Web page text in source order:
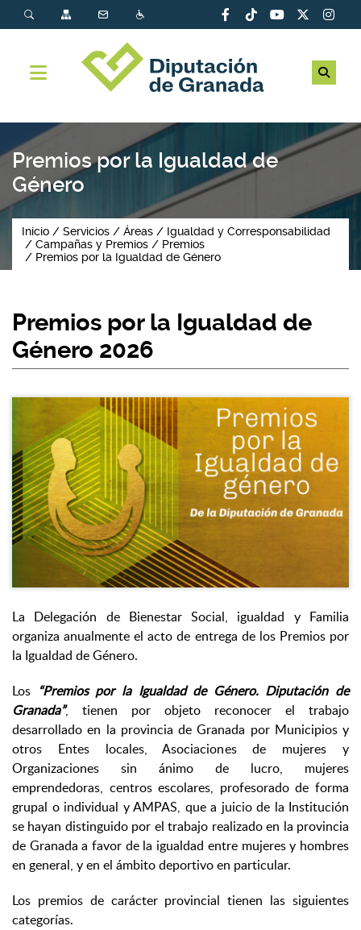
Premios por la Igualdad de
Género
Inicio Servicios Áreas
Igualdad y Corresponsabilidad
Campañas y Premios
Premios
Premios por la Igualdad de Género
Premios por la Igualdad de
Género 2026
La Delegación de Bienestar Social, igualdad y Familia
organiza anualmente el acto de entrega de los Premios por
la Igualdad de Género.
Los “Premios por la Igualdad de Género. Diputación de
Granada”, tienen por objeto reconocer el trabajo
desarrollado en la provincia de Granada por Municipios y
otros Entes locales, Asociaciones de mujeres y
Organizaciones sin ánimo de lucro, mujeres
emprendedoras, centros escolares, profesorado de forma
grupal o individual y AMPAS, que a juicio de la Institución
se hayan distinguido por el trabajo realizado en la provincia
de Granada a favor de la igualdad entre mujeres y hombres
en general, y en el ámbito deportivo en particular.
Los premios de carácter provincial tienen las siguientes
categorías.